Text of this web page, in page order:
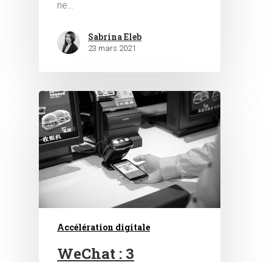
ne…
Sabrina Eleb
23 mars 2021
Accélération digitale
WeChat : 3